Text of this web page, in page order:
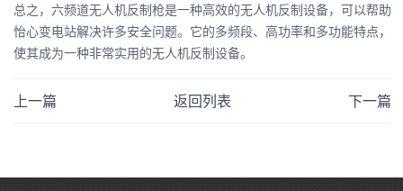
总之，六频道无人机反制枪是一种高效的无人机反制设备，可以帮助
怡心变电站解决许多安全问题。它的多频段、高功率和多功能特点，
使其成为一种非常实用的无人机反制设备。
上一篇 返回列表 下一篇